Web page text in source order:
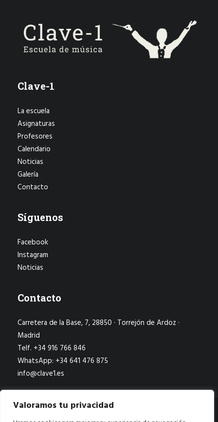
Valoramos tu privacidad
Clave-1
La escuela
Asignaturas
Profesores
Calendario
Noticias
Galería
Contacto
Síguenos
Facebook
Instagram
Noticias
Contacto
Carretera de la Base, 7, 28850 · Torrejón de Ardoz ·
Madrid
Telf. +34 916 766 846
WhatsApp: +34 641 476 875
info@clave1.es